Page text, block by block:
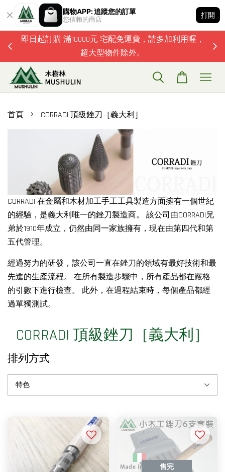
購物APP: 追蹤您的訂單
您信賴的商店
打開
即日起訂購 滿10000元 宅配免運費，請多加利用喔，
超大型物件除外。
首頁 › CORRADI 頂級銼刀［義大利］
CORRADI 在金屬和木材加工手工工具製造方面擁有一個世紀
的經驗，是義大利唯一的銼刀製造商。 該公司由CORRADI兄
弟於1910年成立，仍然由同一家族擁有，現在由第四代和第
五代管理。
經過努力的研發，該公司一直在銼刀的領域有最好技術和最
先進的生產流程。 在所有製造步驟中，所有產品都在嚴格
的引數下進行檢查。 此外，在過程結束時，每個產品都經
過單獨測試。
CORRADI 頂級銼刀［義大利］
排列方式
售完